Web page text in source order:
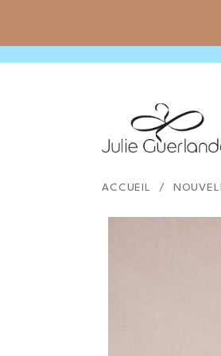

ACCUEIL